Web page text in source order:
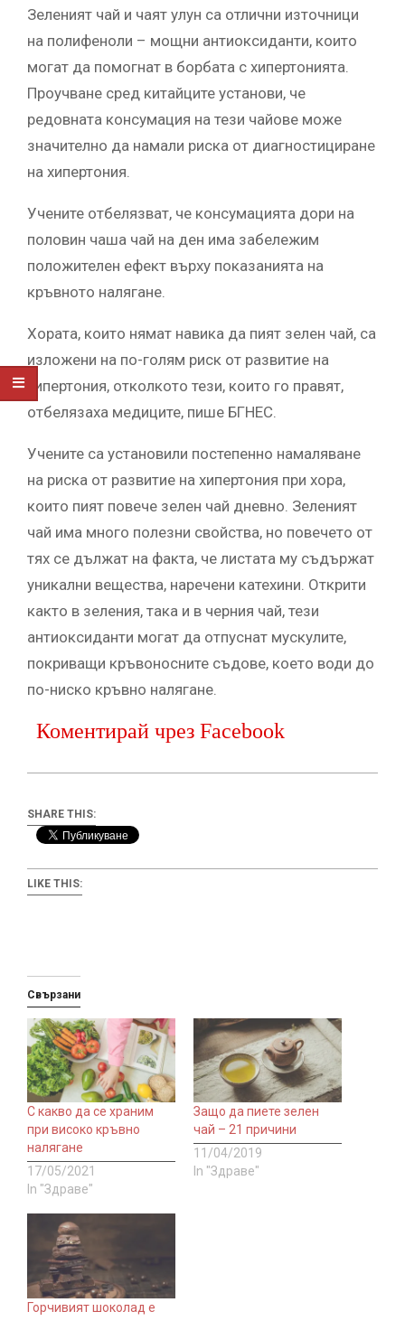
Зеленият чай и чаят улун са отлични източници
на полифеноли – мощни антиоксиданти, които
могат да помогнат в борбата с хипертонията.
Проучване сред китайците установи, че
редовната консумация на тези чайове може
значително да намали риска от диагностициране
на хипертония.
Учените отбелязват, че консумацията дори на
половин чаша чай на ден има забележим
положителен ефект върху показанията на
кръвното налягане.
Хората, които нямат навика да пият зелен чай, са
изложени на по-голям риск от развитие на
хипертония, отколкото тези, които го правят,
отбелязаха медиците, пише БГНЕС.
Учените са установили постепенно намаляване
на риска от развитие на хипертония при хора,
които пият повече зелен чай дневно. Зеленият
чай има много полезни свойства, но повечето от
тях се дължат на факта, че листата му съдържат
уникални вещества, наречени катехини. Открити
както в зеления, така и в черния чай, тези
антиоксиданти могат да отпуснат мускулите,
покриващи кръвоносните съдове, което води до
по-ниско кръвно налягане.
Коментирай чрез Facebook
SHARE THIS:
LIKE THIS:
Свързани
С какво да се храним
при високо кръвно
налягане
17/05/2021
In "Здраве"
Защо да пиете зелен
чай – 21 причини
11/04/2019
In "Здраве"
Горчивият шоколад е